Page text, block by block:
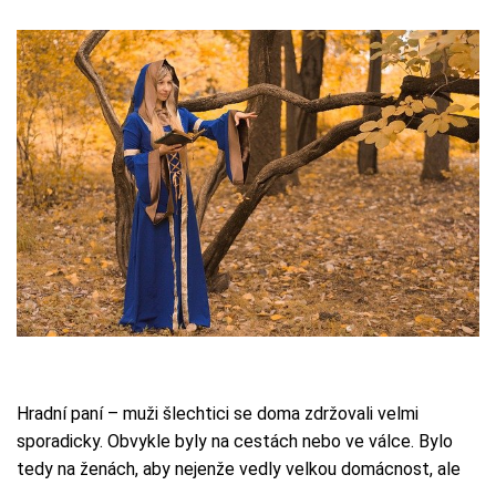
Hradní paní – muži šlechtici se doma zdržovali velmi
sporadicky. Obvykle byly na cestách nebo ve válce. Bylo
tedy na ženách, aby nejenže vedly velkou domácnost, ale